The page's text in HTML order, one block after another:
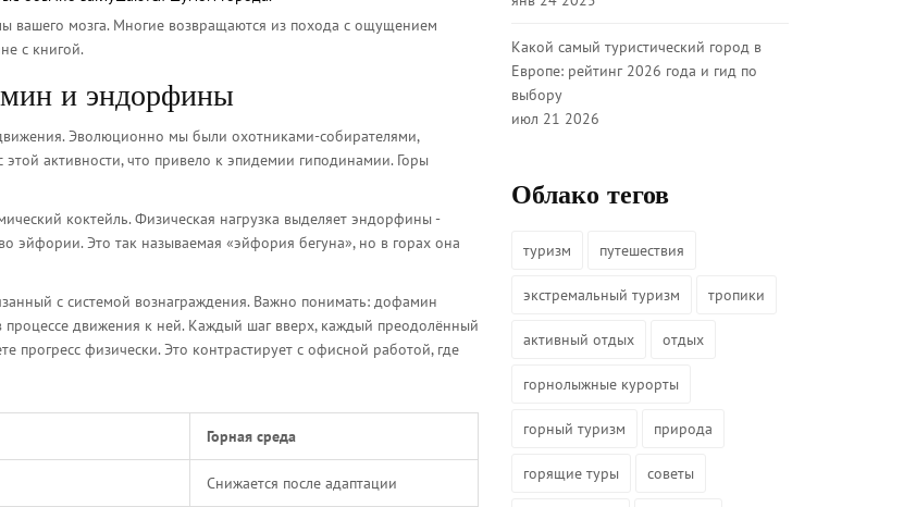
вашего мозга. Многие возвращаются из похода с ощущением
с книгой.
и эндорфины
Эволюционно мы были охотниками-собирателями,
активности, что привело к эпидемии гиподинамии. Горы
коктейль. Физическая нагрузка выделяет эндорфины -
Это так называемая «эйфория бегуна», но в горах она
с системой вознаграждения. Важно понимать: дофамин
процессе движения к ней. Каждый шаг вверх, каждый преодолённый
прогресс физически. Это контрастирует с офисной работой, где
Горная среда
Снижается после адаптации
Какой самый туристический город в
Европе: рейтинг 2026 года и гид по
выбору
июл 21 2026
Облако тегов
туризм путешествия
экстремальный туризм тропики
активный отдых отдых
горнолыжные курорты
горный туризм природа
горящие туры советы